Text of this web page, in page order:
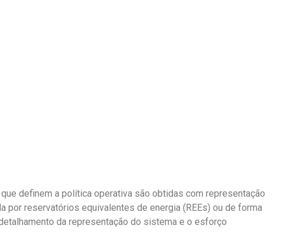
definem a política operativa são obtidas com representação
por reservatórios equivalentes de energia (REEs) ou de forma
da representação do sistema e o esforço